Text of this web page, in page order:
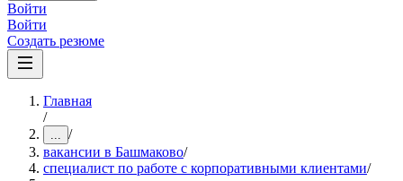
Войти
Войти
Создать резюме
Главная
/
... /
вакансии в Башмаково/
специалист по работе с корпоративными клиентами/